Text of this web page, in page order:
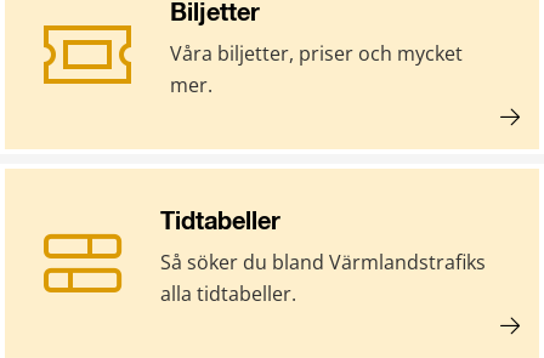
Biljetter
Våra biljetter, priser och mycket
mer.
Tidtabeller
Så söker du bland Värmlandstrafiks
alla tidtabeller.